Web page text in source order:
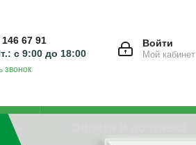
Войти
Мой кабинет
67 91
с 9:00 до 18:00
звонок